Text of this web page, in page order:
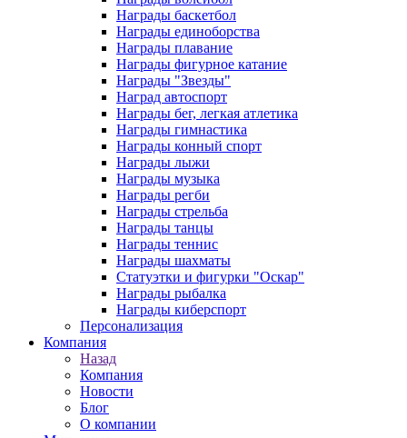
Награды баскетбол
Награды единоборства
Награды плавание
Награды фигурное катание
Награды "Звезды"
Наград автоспорт
Награды бег, легкая атлетика
Награды гимнастика
Награды конный спорт
Награды лыжи
Награды музыка
Награды регби
Награды стрельба
Награды танцы
Награды теннис
Награды шахматы
Статуэтки и фигурки "Оскар"
Награды рыбалка
Награды киберспорт
Персонализация
Компания
Назад
Компания
Новости
Блог
О компании